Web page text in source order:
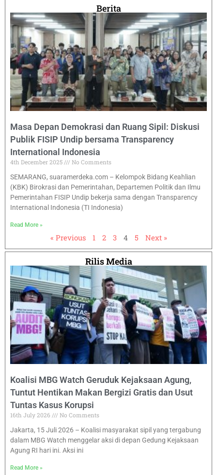
Berita
Masa Depan Demokrasi dan Ruang Sipil: Diskusi
Publik FISIP Undip bersama Transparency
International Indonesia
4th December 2025
No Comments
SEMARANG, suaramerdeka.com – Kelompok Bidang Keahlian
(KBK) Birokrasi dan Pemerintahan, Departemen Politik dan Ilmu
Pemerintahan FISIP Undip bekerja sama dengan Transparency
International Indonesia (TI Indonesia)
Read More »
« Previous 1 2 3 4 5 Next »
Rilis Media
Koalisi MBG Watch Geruduk Kejaksaan Agung,
Tuntut Hentikan Makan Bergizi Gratis dan Usut
Tuntas Kasus Korupsi
16th July 2026
No Comments
Jakarta, 15 Juli 2026 – Koalisi masyarakat sipil yang tergabung
dalam MBG Watch menggelar aksi di depan Gedung Kejaksaan
Agung RI hari ini. Aksi ini
Read More »